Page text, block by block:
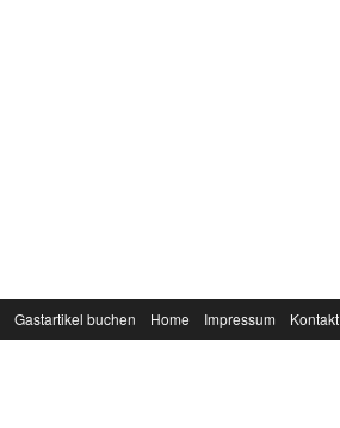
Gastartikel buchen Home Impressum Kontakt